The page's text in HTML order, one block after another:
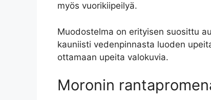
myös vuorikiipeilyä.
Muodostelma on erityisen suosittu
kauniisti vedenpinnasta luoden
ottamaan upeita valokuvia.
Moronin